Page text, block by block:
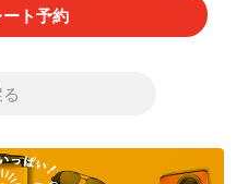
ト予約